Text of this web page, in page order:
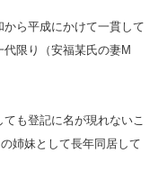
ら平成にかけて一貫して
限り（安福某氏の妻M
も登記に名が現れないこ
姉妹として長年同居して